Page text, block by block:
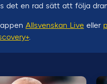
det en rad sätt att följa
Allsvenskan Live eller
.